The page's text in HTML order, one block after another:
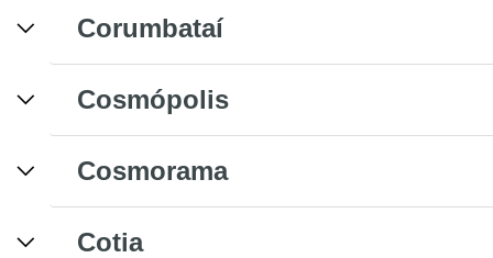
Corumbataí
Cosmópolis
Cosmorama
Cotia